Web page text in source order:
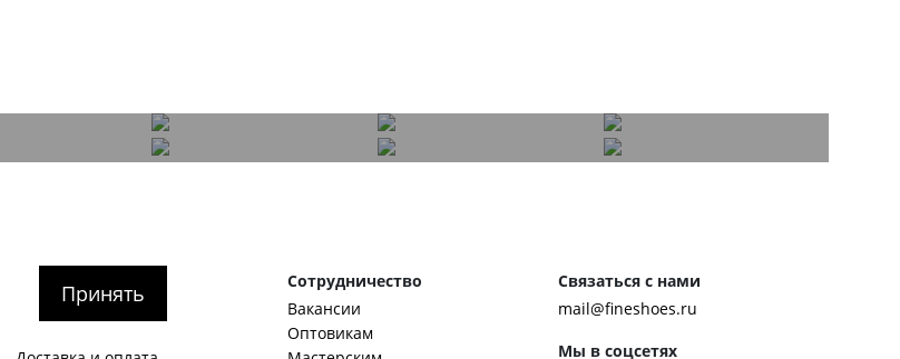
О компании
Сотрудничество
Вакансии
Оптовикам
Связаться с нами
mail@fineshoes.ru
Мы в соцсетях
Принять